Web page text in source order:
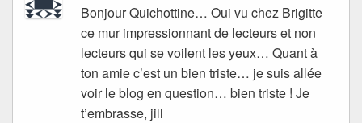
Bonjour Quichottine… Oui vu chez Brigitte
ce mur impressionnant de lecteurs et non
lecteurs qui se voilent les yeux… Quant à
ton amie c’est un bien triste… je suis allée
voir le blog en question… bien triste ! Je
t’embrasse, jill